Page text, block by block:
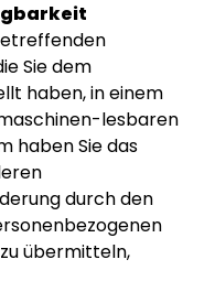
Sie dem
haben, in einem
lesbaren
haben Sie das
durch den
übermitteln,